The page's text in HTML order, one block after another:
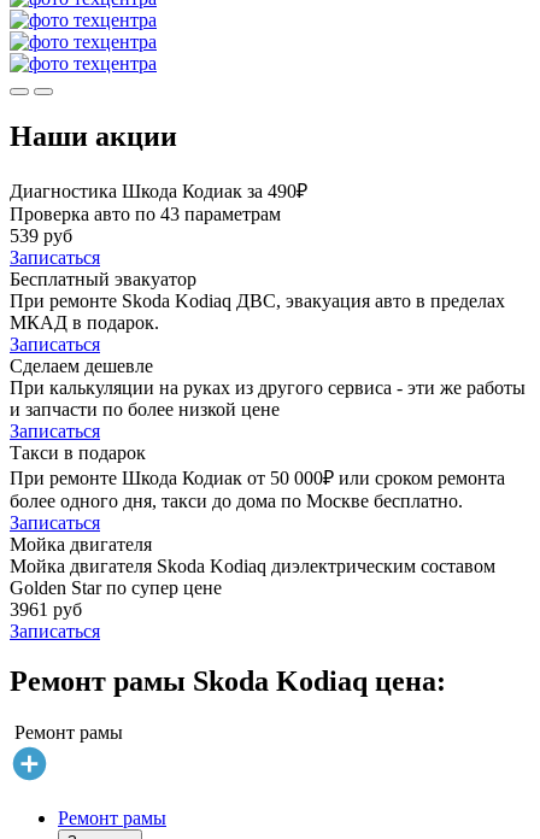
Наши акции
Диагностика Шкода Кодиак за 490₽
Проверка авто по 43 параметрам
539 руб
Записаться
Бесплатный эвакуатор
При ремонте Skoda Kodiaq ДВС, эвакуация авто в пределах
МКАД в подарок.
Записаться
Сделаем дешевле
При калькуляции на руках из другого сервиса - эти же работы
и запчасти по более низкой цене
Записаться
Такси в подарок
При ремонте Шкода Кодиак от 50 000₽ или сроком ремонта
более одного дня, такси до дома по Москве бесплатно.
Записаться
Мойка двигателя
Мойка двигателя Skoda Kodiaq диэлектрическим составом
Golden Star по супер цене
3961 руб
Записаться
Ремонт рамы Skoda Kodiaq цена:
Ремонт рамы
Ремонт рамы